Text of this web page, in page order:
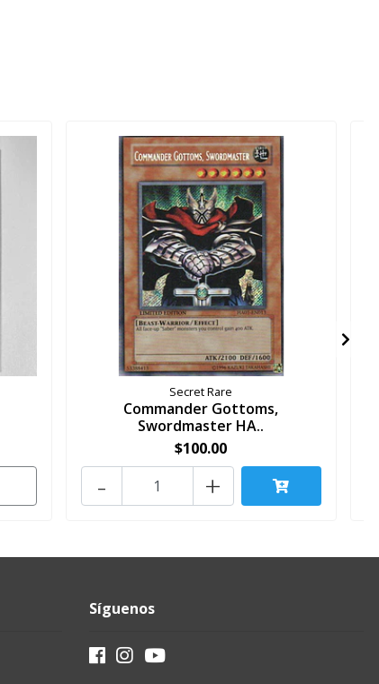
Secret Rare
Commander Gottoms,
Swordmaster HA..
$100.00
+
-
Síguenos